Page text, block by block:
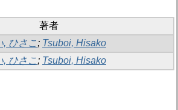
著者
, ひさこ; Tsuboi, Hisako
, ひさこ; Tsuboi, Hisako